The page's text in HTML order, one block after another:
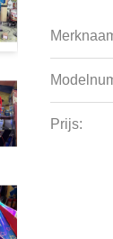
Prijs: